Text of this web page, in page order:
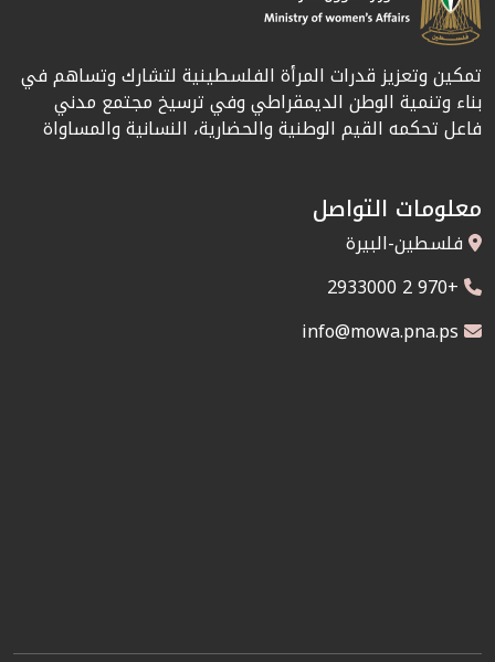
تمكين وتعزيز قدرات المرأة الفلسطينية لتشارك وتساهم في
بناء وتنمية الوطن الديمقراطي وفي ترسيخ مجتمع مدني
فاعل تحكمه القيم الوطنية والحضارية، النسانية والمساواة
معلومات التواصل
فلسطين-البيرة
+970 2 2933000
info@mowa.pna.ps